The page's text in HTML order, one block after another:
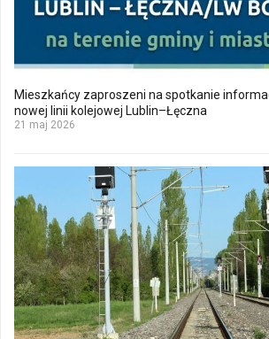
Mieszkańcy zaproszeni na spotkanie
nowej linii kolejowej Lublin–Łęczna
21 maj 2026